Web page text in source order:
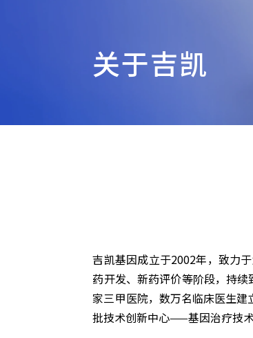
关于吉凯
吉凯基因成立于2002年，致力
药开发、新药评价等阶段，持
家三甲医院，数万名临床医生
批技术创新中心——基因治疗技